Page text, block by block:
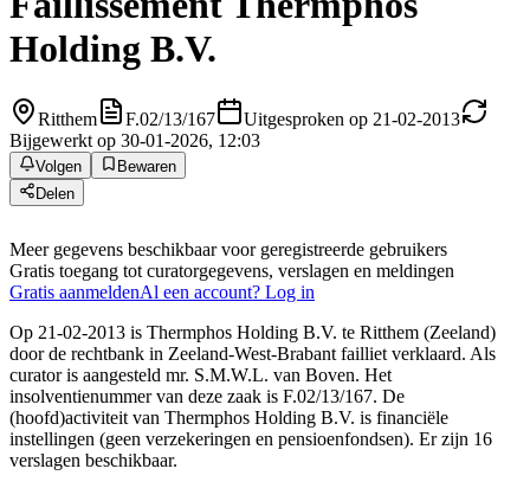
Holding B.V.
Ritthem F.02/13/167
Uitgesproken op 21-02-2013
Bijgewerkt op 30-01-2026, 12:03
Volgen
Bewaren
Delen
Meer gegevens beschikbaar voor geregistreerde gebruikers
Gratis toegang tot curatorgegevens, verslagen en meldingen
Gratis aanmeldenAl een account? Log in
Op 21-02-2013 is Thermphos Holding B.V. te Ritthem (Zeeland)
door de rechtbank in Zeeland-West-Brabant failliet verklaard. Als
curator is aangesteld mr. S.M.W.L. van Boven. Het
insolventienummer van deze zaak is F.02/13/167. De
(hoofd)activiteit van Thermphos Holding B.V. is financiële
instellingen (geen verzekeringen en pensioenfondsen). Er zijn 16
verslagen beschikbaar.